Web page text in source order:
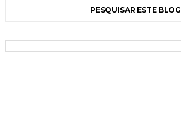
PESQUISAR ESTE BLOG